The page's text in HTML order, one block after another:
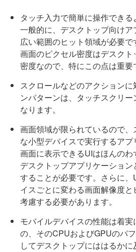
タッチ入力で簡単に操作できる
一般的に、デスクトップ向け
広い範囲のヒット領域が必要
画面のピクセル密度はデスク
密度なので、特にこの点は重要
スクロールなどのアクション
ンパターンは、タッチスクリ
なります。
画面領域が限られているので、
な小型デバイスで実行するア
画面に表示できるUIはほんのわ
デスクトップアプリケーショ
することが必要です。さらに
イスごとに変わる画面解像度
考慮する必要があります。
モバイルデバイスの性能は着
の、そのCPUおよびGPUのパ
してデスクトップにははるかに